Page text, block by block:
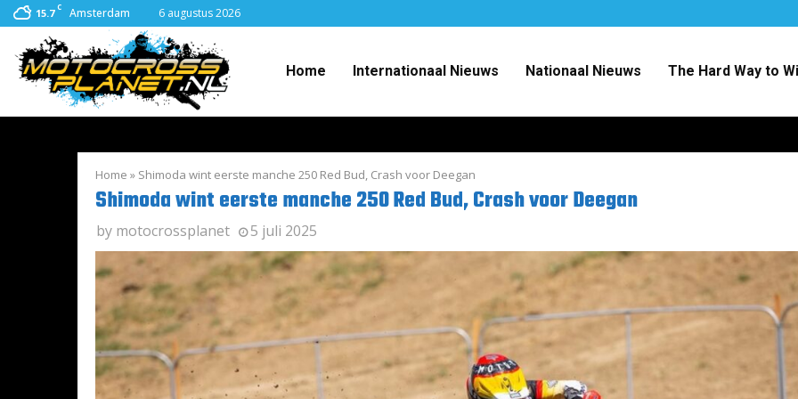
15.7 C Amsterdam 6 augustus 2026
Home Internationaal Nieuws Nationaal Nieuws The Hard Way to
Home » Shimoda wint eerste manche 250 Red Bud, Crash voor Deegan
Shimoda wint eerste manche 250 Red Bud, Crash voor Deegan
by motocrossplanet 5 juli 2025